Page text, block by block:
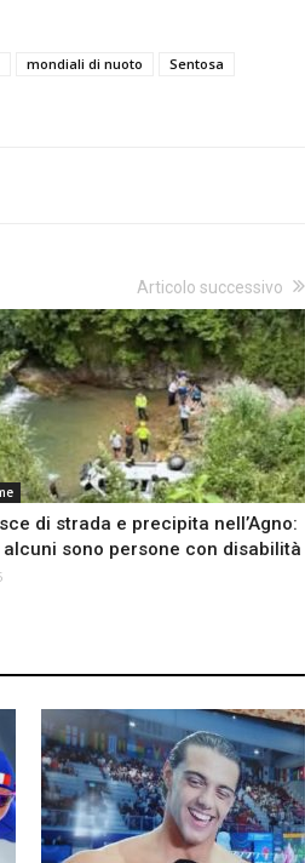
mondiali di nuoto
Sentosa
Articolo successivo
di strada e precipita nell’Agno:
sono persone con disabilità